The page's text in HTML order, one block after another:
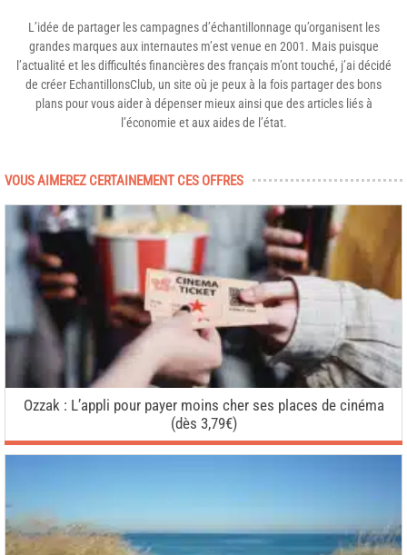
L’idée de partager les campagnes d’échantillonnage qu’organisent les
grandes marques aux internautes m’est venue en 2001. Mais puisque
l’actualité et les difficultés financières des français m’ont touché, j’ai décidé
de créer EchantillonsClub, un site où je peux à la fois partager des bons
plans pour vous aider à dépenser mieux ainsi que des articles liés à
l’économie et aux aides de l’état.
VOUS AIMEREZ CERTAINEMENT CES OFFRES
Ozzak : L’appli pour payer moins cher ses places de cinéma
(dès 3,79€)